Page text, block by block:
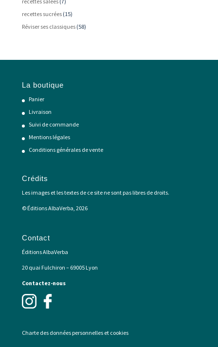
recettes sucrées(15)
Réviser ses classiques(58)
La boutique
Panier
Livraison
Suivi de commande
Mentions légales
Conditions générales de vente
Crédits
Les images et les textes de ce site ne sont pas libres de droits.
© Éditions AlbaVerba, 2026
Contact
Éditions AlbaVerba
20 quai Fulchiron – 69005 Lyon
Contactez-nous
Charte des données personnelles et cookies